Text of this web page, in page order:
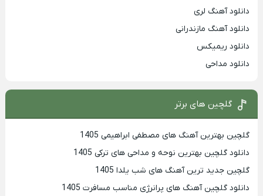
دانلود آهنگ لری
دانلود آهنگ مازندرانی
دانلود ریمیکس
دانلود مداحی
گلچین های برتر
گلچین بهترین آهنگ های مصطفی ابراهیمی 1405
دانلود گلچین بهترین نوحه و مداحی های ترکی 1405
گلچین جدید ترین آهنگ های شب یلدا 1405
دانلود گلچین آهنگ های پرانرژی مناسب مسافرت 1405